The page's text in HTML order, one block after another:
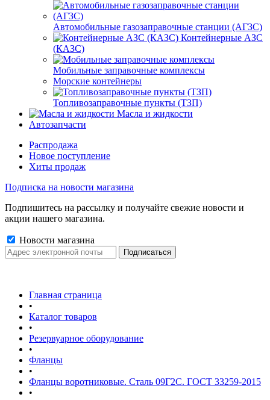
Автомобильные газозаправочные станции (АГЗС)
Контейнерные АЗС
(КАЗС)
Мобильные заправочные комплексы
Морские контейнеры
Топливозаправочные пункты (ТЗП)
Масла и жидкости
Автозапчасти
Распродажа
Новое поступление
Хиты продаж
Подписка на новости магазина
Подпишитесь на рассылку и получайте свежие новости и
акции нашего магазина.
Новости магазина
Главная страница
•
Каталог товаров
•
Резервуарное оборудование
•
Фланцы
•
Фланцы воротниковые. Сталь 09Г2С. ГОСТ 33259-2015
•